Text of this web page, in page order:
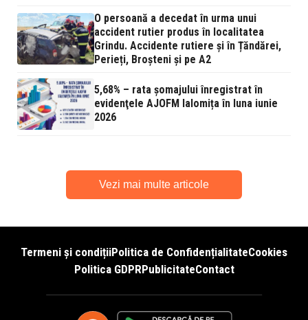
O persoană a decedat în urma unui
accident rutier produs în localitatea
Grindu. Accidente rutiere și în Țăndărei,
Perieți, Broșteni și pe A2
5,68% – rata şomajului înregistrat în
evidenţele AJOFM Ialomița în luna iunie
2026
Vezi mai multe articole
Termeni și condițiiPolitica de ConfidențialitateCookies
Politica GDPRPublicitateContact